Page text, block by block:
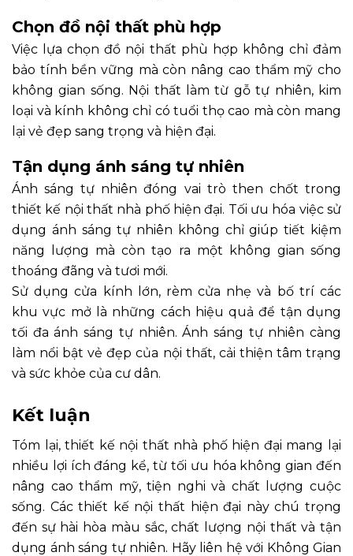
Chọn đồ nội thất phù hợp
Việc lựa chọn đồ nội thất phù hợp không chỉ đảm
bảo tính bền vững mà còn nâng cao thẩm mỹ cho
không gian sống. Nội thất làm từ gỗ tự nhiên, kim
loại và kính không chỉ có tuổi thọ cao mà còn mang
lại vẻ đẹp sang trọng và hiện đại.
Tận dụng ánh sáng tự nhiên
Ánh sáng tự nhiên đóng vai trò then chốt trong
thiết kế nội thất nhà phố hiện đại. Tối ưu hóa việc sử
dụng ánh sáng tự nhiên không chỉ giúp tiết kiệm
năng lượng mà còn tạo ra một không gian sống
thoáng đãng và tươi mới.
Sử dụng cửa kính lớn, rèm cửa nhẹ và bố trí các
khu vực mở là những cách hiệu quả để tận dụng
tối đa ánh sáng tự nhiên. Ánh sáng tự nhiên càng
làm nổi bật vẻ đẹp của nội thất, cải thiện tâm trạng
và sức khỏe của cư dân.
Kết luận
Tóm lại, thiết kế nội thất nhà phố hiện đại mang lại
nhiều lợi ích đáng kể, từ tối ưu hóa không gian đến
nâng cao thẩm mỹ, tiện nghi và chất lượng cuộc
sống. Các thiết kế nội thất hiện đại này chú trọng
đến sự hài hòa màu sắc, chất lượng nội thất và tận
dụng ánh sáng tự nhiên. Hãy liên hệ với Không Gian